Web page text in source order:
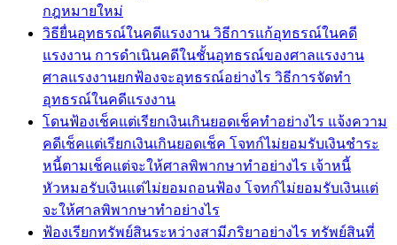
กฎหมายใหม่
วิธียื่นอุทธรณ์ในคดีแรงงาน วิธีการแก้อุทธรณ์ในคดี
แรงงาน การดำเนินคดีในชั้นอุทธรณ์ของศาลแรงงาน
ศาลแรงงานยกฟ้องจะอุทธรณ์อย่างไร วิธีการจัดทำ
อุทธรณ์ในคดีแรงงาน
โดนฟ้องเช็คแต่เรียกเงินเกินยอดเช็คทำอย่างไร แจ้งความ
คดีเช็คแต่เรียกเงินเกินยอดเช็ค โจทก์ไม่ยอมรับเงินชำระ
หนี้ตามเช็คแต่จะให้ศาลพิพากษาทำอย่างไร เจ้าหนี้
หัวหมอรับเงินแต่ไม่ยอมถอนฟ้อง โจทก์ไม่ยอมรับเงินแต่
จะให้ศาลพิพากษาทำอย่างไร
ฟ้องเรียกทรัพย์สินระหว่างสามีภริยาอย่างไร ทรัพย์สินที่